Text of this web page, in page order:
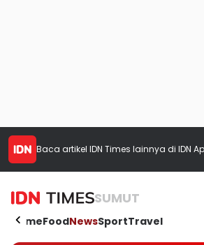
Baca artikel IDN Times lainnya di IDN
SUMUT
HomeFoodNewsSportTravel